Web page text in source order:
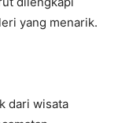
yang menarik.
dari wisata